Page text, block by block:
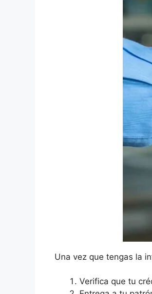
Una vez que tengas la
Verifica que tu